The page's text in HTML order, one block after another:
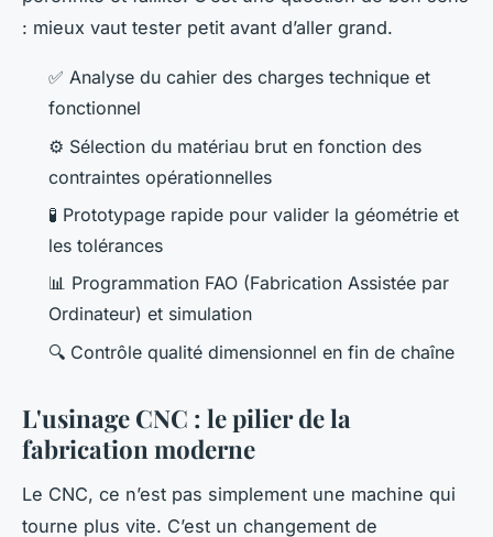
: mieux vaut tester petit avant d’aller grand.
✅ Analyse du cahier des charges technique et
fonctionnel
⚙️ Sélection du matériau brut en fonction des
contraintes opérationnelles
🧪 Prototypage rapide pour valider la géométrie et
les tolérances
📊 Programmation FAO (Fabrication Assistée par
Ordinateur) et simulation
🔍 Contrôle qualité dimensionnel en fin de chaîne
L'usinage CNC : le pilier de la
fabrication moderne
Le CNC, ce n’est pas simplement une machine qui
tourne plus vite. C’est un changement de